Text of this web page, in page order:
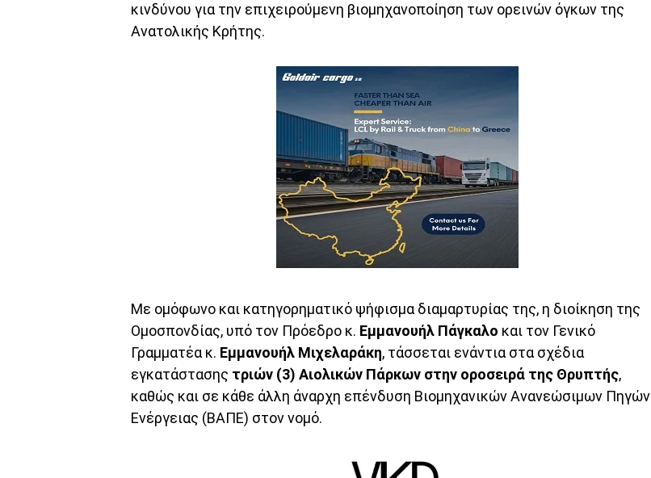
κινδύνου για την επιχειρούμενη βιομηχανοποίηση των ορεινών όγκων της
Ανατολικής Κρήτης.
Με ομόφωνο και κατηγορηματικό ψήφισμα διαμαρτυρίας της, η διοίκηση της
Ομοσπονδίας, υπό τον Πρόεδρο κ. Εμμανουήλ Πάγκαλο και τον Γενικό
Γραμματέα κ. Εμμανουήλ Μιχελαράκη, τάσσεται ενάντια στα σχέδια
εγκατάστασης τριών (3) Αιολικών Πάρκων στην οροσειρά της Θρυπτής,
καθώς και σε κάθε άλλη άναρχη επένδυση Βιομηχανικών Ανανεώσιμων Πηγών
Ενέργειας (ΒΑΠΕ) στον νομό.